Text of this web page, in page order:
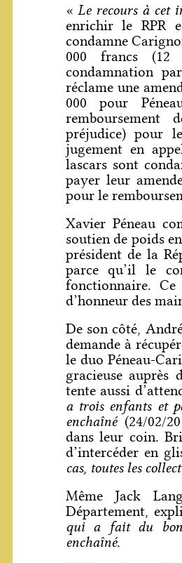
« Le recours à cet
enrichir le RPR
condamne
000 francs (12
condamnation
réclame une
000 pour
remboursement
préjudice) pour
jugement en
lascars sont
payer leur
pour le
Xavier Péneau
soutien de poids
président de la
parce qu’il le
fonctionnaire.
d’honneur des
De son côté,
demande à
le duo Péneau-
gracieuse auprès
tente aussi
a trois enfants et
enchaîné(24/02/
dans leur coin.
d’intercéder en
cas, toutes les
Même Jack
Département,
qui a fait du
enchaîné.